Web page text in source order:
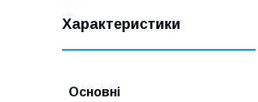
Характеристики
Основні